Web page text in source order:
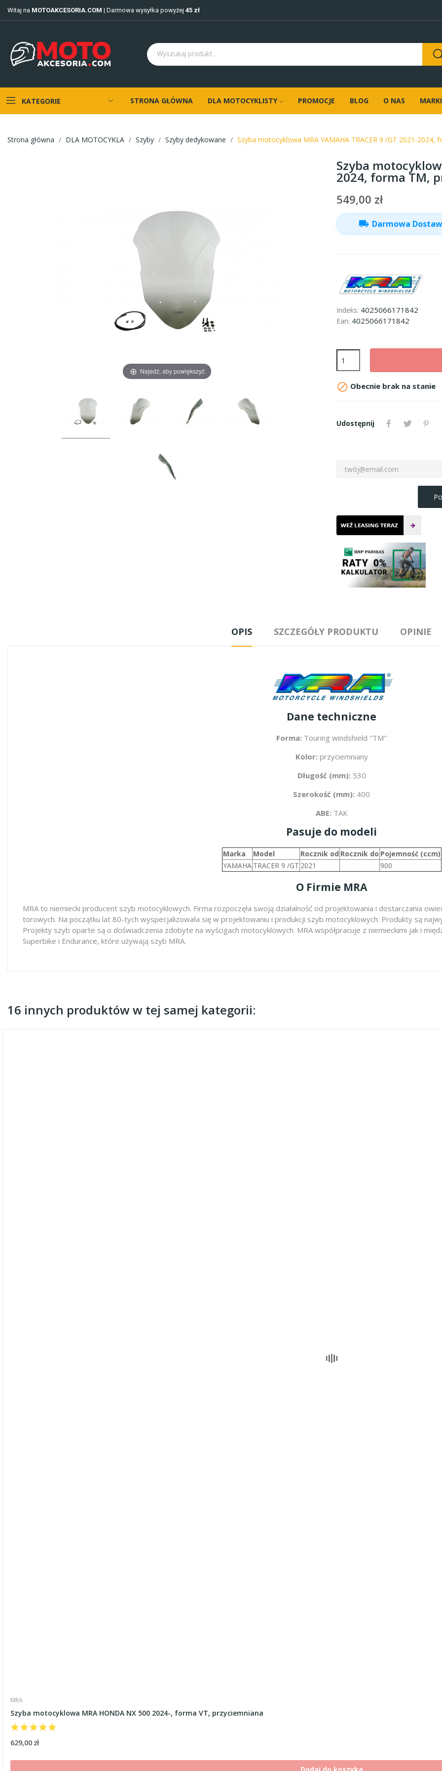
Witaj na MOTOAKCESORIA.COM | Darmowa wysyłka powyżej 45 zł
KATEGORIE STRONA GŁÓWNA DLA MOTOCYKLISTY PROMOCJE BLOG O NAS MARKI
Strona główna DLA MOTOCYKLA Szyby Szyby dedykowane Szyba motocyklowa MRA YAMAHA TRACER 9 /GT 2021-2024,
Najedź, aby powiększyć
Szyba
2024, forma TM,
549,00 zł
local_shipping Darmowa
Indeks: 4025066171842
Ean: 4025066171842
 Obecnie brak na stanie
Udostępnij
OPIS SZCZEGÓŁY PRODUKTU OPINIE
Dane techniczne
Forma: Touring windshield "TM"
Kolor: przyciemniany
Długość (mm): 530
Szerokość (mm): 400
ABE: TAK
Pasuje do modeli
Marka Model Rocznik od Rocznik do Pojemność (ccm)
YAMAHA TRACER 9 /GT 2021 900
O Firmie MRA
MRA to niemiecki producent szyb motocyklowych. Firma rozpoczęła swoją działalność od projektowania i dostarczania
torowych. Na początku lat 80-tych wyspecjalizowała się w projektowaniu i produkcji szyb motocyklowych. Produkty są
Projekty szyb oparte są o doświadczenia zdobyte na wyścigach motocyklowych. MRA współpracuje z niemieckimi jak i
Superbike i Endurance, które używają szyb MRA.
16 innych produktów w tej samej kategorii:
MRA
Szyba motocyklowa MRA HONDA NX 500 2024-, forma VT, przyciemniana
629,00 zł